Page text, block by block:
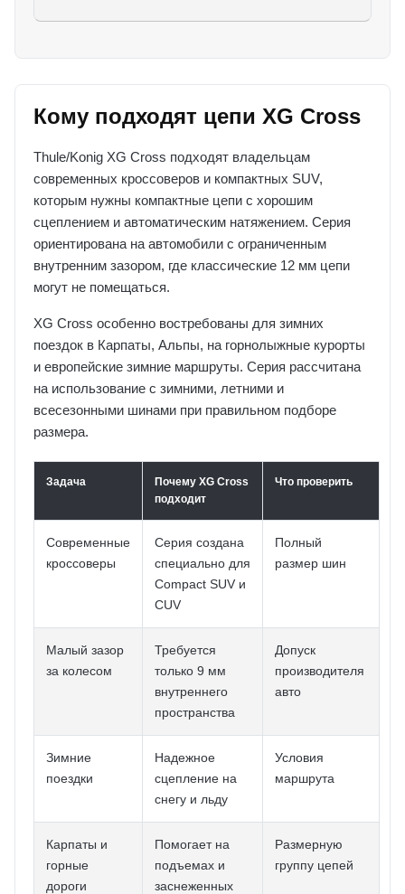
Кому подходят цепи XG Cross
Thule/Konig XG Cross подходят владельцам
современных кроссоверов и компактных SUV,
которым нужны компактные цепи с хорошим
сцеплением и автоматическим натяжением. Серия
ориентирована на автомобили с ограниченным
внутренним зазором, где классические 12 мм цепи
могут не помещаться.
XG Cross особенно востребованы для зимних
поездок в Карпаты, Альпы, на горнолыжные курорты
и европейские зимние маршруты. Серия рассчитана
на использование с зимними, летними и
всесезонными шинами при правильном подборе
размера.
Задача
Почему XG Cross
подходит
Что проверить
Современные
кроссоверы
Серия создана
специально для
Compact SUV и
CUV
Полный
размер шин
Малый зазор
за колесом
Требуется
только 9 мм
внутреннего
пространства
Допуск
производителя
авто
Зимние
поездки
Надежное
сцепление на
снегу и льду
Условия
маршрута
Карпаты и
горные
дороги
Помогает на
подъемах и
заснеженных
Размерную
группу цепей